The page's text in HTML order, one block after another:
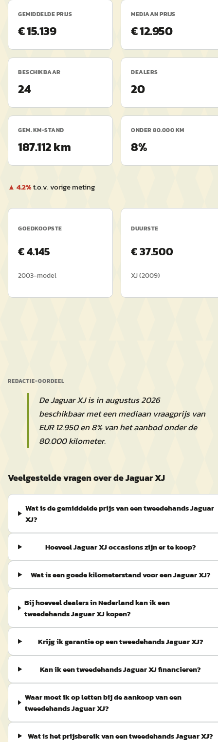
GEMIDDELDE PRIJS
€ 15.139
MEDIAAN PRIJS
€ 12.950
BESCHIKBAAR
24
DEALERS
20
GEM. KM-STAND
187.112 km
ONDER 80.000 KM
8%
▲ 4.2%t.o.v. vorige meting
GOEDKOOPSTE
€4.145
2003-model
DUURSTE
€37.500
XJ(2009)
REDACTIE-OORDEEL
De Jaguar XJ is in augustus 2026
beschikbaar met een mediaan vraagprijs van
EUR 12.950 en 8% van het aanbod onder de
80.000 kilometer.
Veelgestelde vragen over de Jaguar XJ
Wat is de gemiddelde prijs van een tweedehands Jaguar
XJ?
Hoeveel Jaguar XJ occasions zijn er te koop?
Wat is een goede kilometerstand voor een Jaguar XJ?
Bij hoeveel dealers in Nederland kan ik een
tweedehands Jaguar XJ kopen?
Krijg ik garantie op een tweedehands Jaguar XJ?
Kan ik een tweedehands Jaguar XJ financieren?
Waar moet ik op letten bij de aankoop van een
tweedehands Jaguar XJ?
Wat is het prijsbereik van een tweedehands Jaguar XJ?